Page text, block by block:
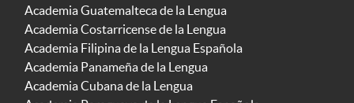
Academia Guatemalteca de la Lengua
Academia Costarricense de la Lengua
Academia Filipina de la Lengua Española
Academia Panameña de la Lengua
Academia Cubana de la Lengua